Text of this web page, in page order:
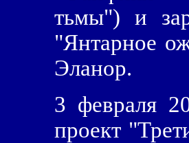
тьмы") и
"Янтарное
Эланор.
3 февраля
проект